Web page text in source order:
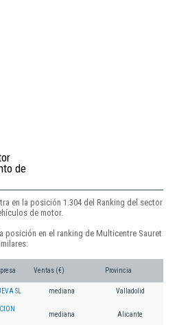
de
en la posición 1.304 del Ranking del sector
de motor.
posición en el ranking de Multicentre Sauret
Ventas (€) Provincia
SL mediana Valladolid
mediana Alicante